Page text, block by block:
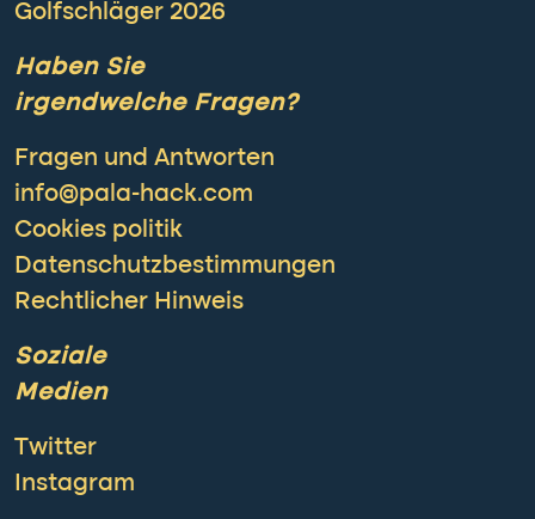
Golfschläger 2026
Haben Sie
irgendwelche Fragen?
Fragen und Antworten
info@pala-hack.com
Cookies politik
Datenschutzbestimmungen
Rechtlicher Hinweis
Soziale
Medien
Twitter
Instagram